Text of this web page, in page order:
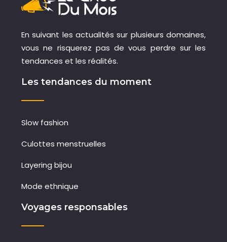
En suivant les actualités sur plusieurs domaines,
vous ne risquerez pas de vous perdre sur les
tendances et les réalités.
Les tendances du moment
Slow fashion
Culottes menstruelles
Layering bijou
Mode ethnique
Voyages responsables